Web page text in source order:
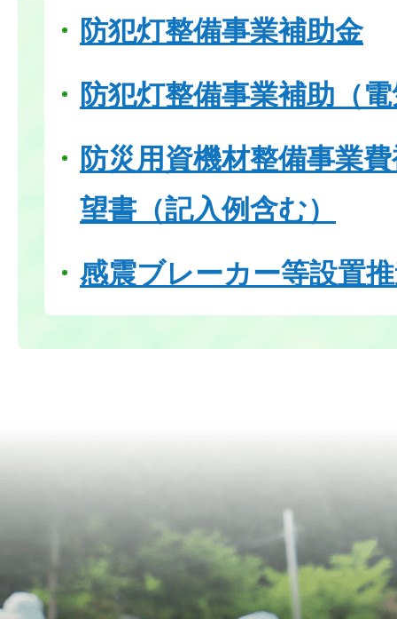
防犯灯整備事業補助金
防犯灯整備事業補助（
防災用資機材整備事業
望書（記入例含む）
感震ブレーカー等設置